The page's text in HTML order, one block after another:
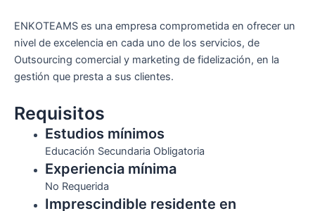
ENKOTEAMS es una empresa comprometida en ofrecer un
nivel de excelencia en cada uno de los servicios, de
Outsourcing comercial y marketing de fidelización, en la
gestión que presta a sus clientes.
Requisitos
Estudios mínimos
Educación Secundaria Obligatoria
Experiencia mínima
No Requerida
Imprescindible residente en